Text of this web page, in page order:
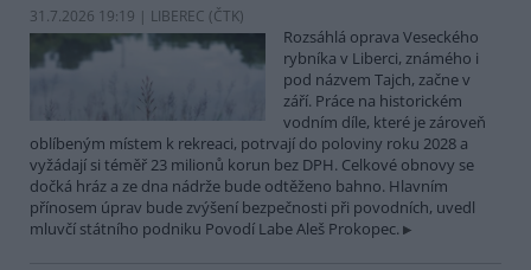
31.7.2026 19:19 | LIBEREC (ČTK)
Rozsáhlá oprava Veseckého
rybníka v Liberci, známého i
pod názvem Tajch, začne v
září. Práce na historickém
vodním díle, které je zároveň
oblíbeným místem k rekreaci, potrvají do poloviny roku 2028 a
vyžádají si téměř 23 milionů korun bez DPH. Celkové obnovy se
dočká hráz a ze dna nádrže bude odtěženo bahno. Hlavním
přínosem úprav bude zvýšení bezpečnosti při povodních, uvedl
mluvčí státního podniku Povodí Labe Aleš Prokopec.